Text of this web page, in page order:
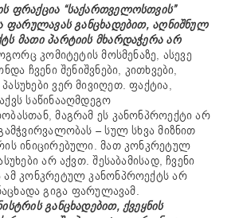
ფრაქცია “საქართველოსთვის”
ფარულავას განცხადებით, აღნიშნულ
მათი პარტიის მხარდაჭერა არ
კომიტეტის მოსმენაზე, ასევე
ჩვენი შენიშვნები, კითხვები,
ვერ მივიღეთ. ფაქტია,
საწინააღმდეგო
მაგრამ ეს კანონპროექტი არ
– სულ სხვა მიზნით
ინიცირებული. მათ კონკრეტულ
არ აქვთ. შესაბამისად, ჩვენი
ამ კონკრეტულ კანონპროექტს არ
გიგა ფარულავამ.
განცხადებით, ქვეყნის